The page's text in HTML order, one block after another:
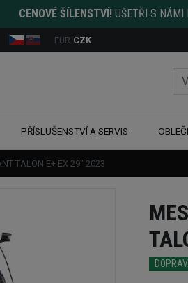
CENOVÉ ŠÍLENSTVÍ! UŠETŘI S NÁMI
EUR CZK
PŘÍSLUŠENSTVÍ A SERVIS
TALON E+ EX 29" 2023